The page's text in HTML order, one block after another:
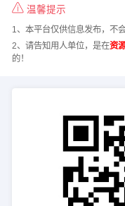
温馨提示
1、本平台仅供信息发布，不
2、请告知用人单位，是在资
的！